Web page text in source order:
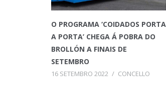
O PROGRAMA ‘COIDADOS PORTA
A PORTA’ CHEGA Á POBRA DO
BROLLÓN A FINAIS DE
SETEMBRO
16 SETEMBRO 2022 / CONCELLO